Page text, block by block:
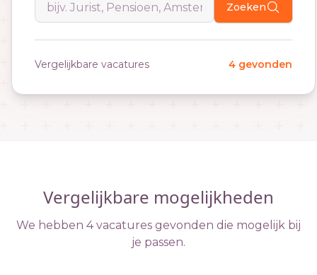
Zoeken
Vergelijkbare vacatures 4 gevonden
Vergelijkbare mogelijkheden
We hebben 4 vacatures gevonden die mogelijk bij
je passen.